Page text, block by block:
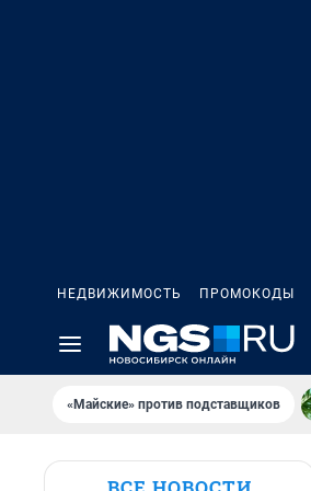
НЕДВИЖИМОСТЬ ПРОМОКОДЫ
«Майские» против подставщиков